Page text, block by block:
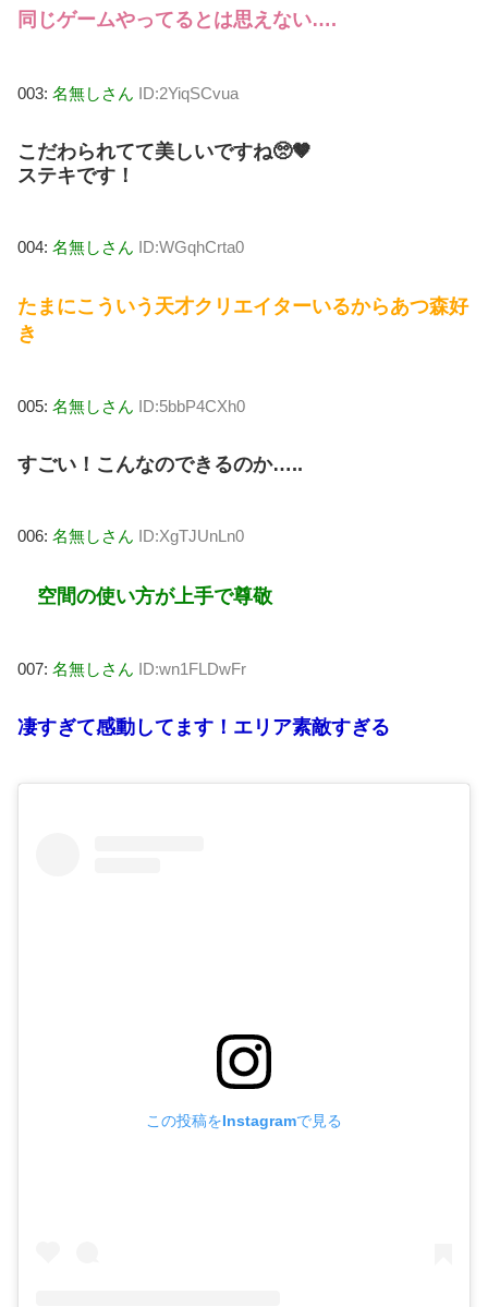
同じゲームやってるとは思えない….
003: 名無しさん ID:2YiqSCvua
こだわられてて美しいですね🥺🤎
ステキです！
004: 名無しさん ID:WGqhCrta0
たまにこういう天才クリエイターいるからあつ森好
き
005: 名無しさん ID:5bbP4CXh0
すごい！こんなのできるのか…..
006: 名無しさん ID:XgTJUnLn0
空間の使い方が上手で尊敬
007: 名無しさん ID:wn1FLDwFr
凄すぎて感動してます！エリア素敵すぎる
この投稿をInstagramで見る